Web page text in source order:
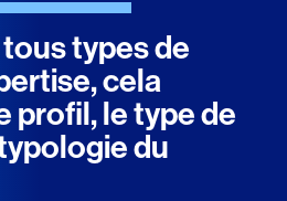
types de
cela
profil, le type de
du